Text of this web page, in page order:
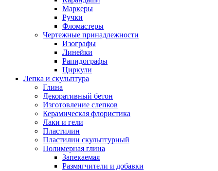
Маркеры
Ручки
Фломастеры
Чертежные принадлежности
Изографы
Линейки
Рапидографы
Циркули
Лепка и скульптура
Глина
Декоративный бетон
Изготовление слепков
Керамическая флористика
Лаки и гели
Пластилин
Пластилин скульптурный
Полимерная глина
Запекаемая
Размягчители и добавки